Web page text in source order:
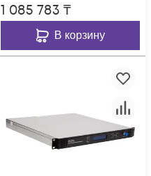
1 085 783 ₸
В корзину